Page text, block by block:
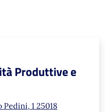
Produttive e
Pedini, 1 25018